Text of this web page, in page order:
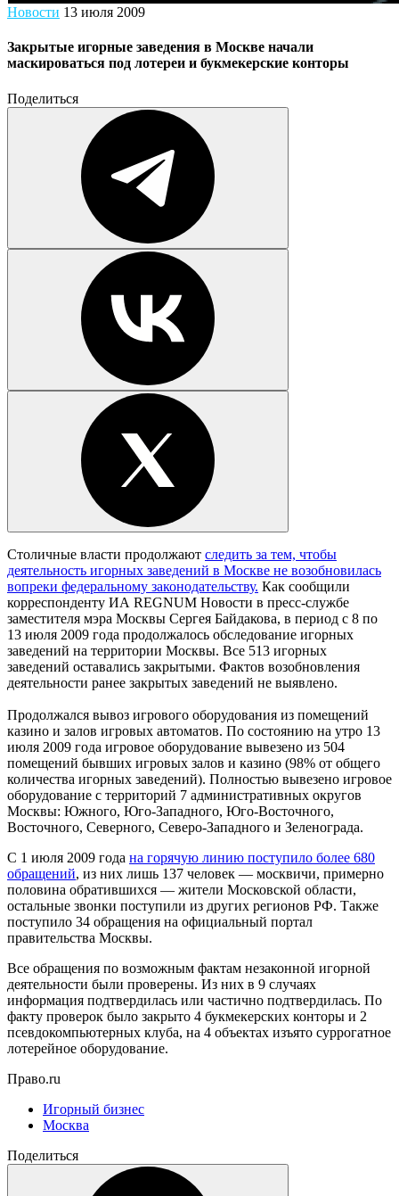
Новости 13 июля 2009
Закрытые игорные заведения в Москве начали
маскироваться под лотереи и букмекерские конторы
Поделиться
Столичные власти продолжают следить за тем, чтобы
деятельность игорных заведений в Москве не возобновилась
вопреки федеральному законодательству. Как сообщили
корреспонденту ИА REGNUM Новости в пресс-службе
заместителя мэра Москвы Сергея Байдакова, в период с 8 по
13 июля 2009 года продолжалось обследование игорных
заведений на территории Москвы. Все 513 игорных
заведений оставались закрытыми. Фактов возобновления
деятельности ранее закрытых заведений не выявлено.
Продолжался вывоз игрового оборудования из помещений
казино и залов игровых автоматов. По состоянию на утро 13
июля 2009 года игровое оборудование вывезено из 504
помещений бывших игровых залов и казино (98% от общего
количества игорных заведений). Полностью вывезено игровое
оборудование с территорий 7 административных округов
Москвы: Южного, Юго-Западного, Юго-Восточного,
Восточного, Северного, Северо-Западного и Зеленограда.
С 1 июля 2009 года на горячую линию поступило более 680
обращений, из них лишь 137 человек — москвичи, примерно
половина обратившихся — жители Московской области,
остальные звонки поступили из других регионов РФ. Также
поступило 34 обращения на официальный портал
правительства Москвы.
Все обращения по возможным фактам незаконной игорной
деятельности были проверены. Из них в 9 случаях
информация подтвердилась или частично подтвердилась. По
факту проверок было закрыто 4 букмекерских конторы и 2
псевдокомпьютерных клуба, на 4 объектах изъято суррогатное
лотерейное оборудование.
Право.ru
Игорный бизнес
Москва
Поделиться